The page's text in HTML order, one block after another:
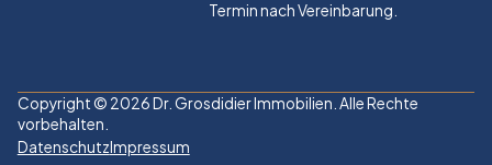
Termin nach Vereinbarung.
Copyright © 2026 Dr. Grosdidier Immobilien. Alle Rechte
vorbehalten.
DatenschutzImpressum